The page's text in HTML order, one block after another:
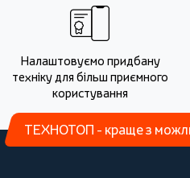
Налаштовуємо придбану
техніку для більш приємного
користування
ТЕХНОТОП - краще з